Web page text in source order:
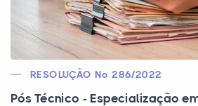
RESOLUÇÃO Nº 286/2022
Pós Técnico - Especialização